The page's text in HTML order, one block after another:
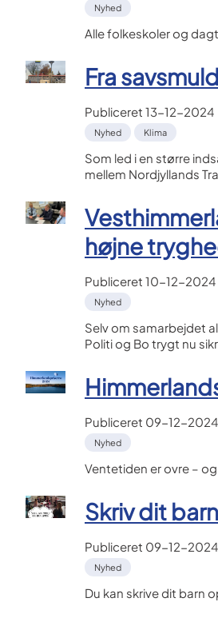
Nyhed
Alle folkeskoler og
Fra
Publiceret 13-12-2024
Nyhed Klima
Som led i en større
mellem Nordjyllands
højne
Publiceret 10-12-2024
Nyhed
Selv om samarbejdet
Politi og Bo trygt nu
Publiceret 09-12-2024
Nyhed
Ventetiden er ovre –
Skriv dit
Publiceret 09-12-2024
Nyhed
Du kan skrive dit barn